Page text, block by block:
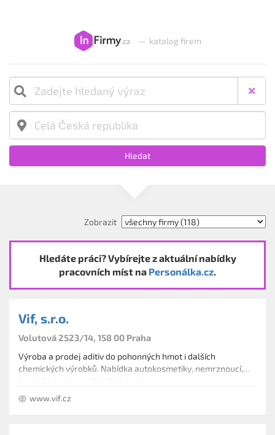
— katalog firem
Hledat
Zobrazit
Hledáte práci? Vybírejte z aktuální nabídky
pracovních míst na Personálka.cz.
Vif, s.r.o.
Volutová 2523/14, 158 00 Praha
Výroba a prodej aditiv do pohonných hmot i dalších
chemických výrobků. Nabídka autokosmetiky, nemrznoucí,
www.vif.cz